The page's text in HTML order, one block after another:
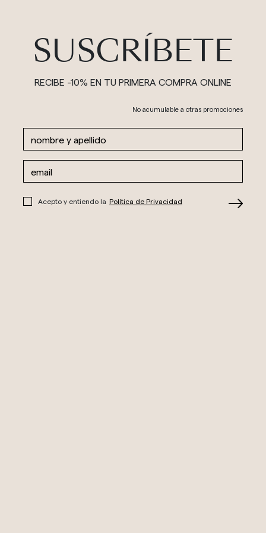
SUSCRÍBETE
RECIBE -10% EN TU PRIMERA COMPRA ONLINE
No acumulable a otras promociones
Acepto y entiendo la Política de Privacidad